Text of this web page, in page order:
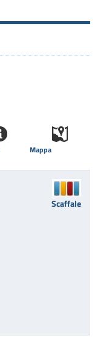
Mappa
Scaffale